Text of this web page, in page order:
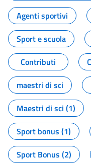
Agenti sportivi
Sport e scuola
Contributi
maestri di sci
Maestri di sci (1)
Sport bonus (1)
Sport Bonus (2)